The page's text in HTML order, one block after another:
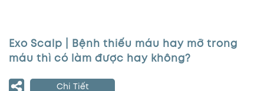
Exo Scalp | Bệnh thiếu máu hay mỡ trong
máu thì có làm được hay không?
Chi Tiết